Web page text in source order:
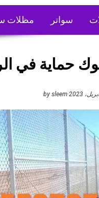
سواتر مظلات
حماية في
sleem